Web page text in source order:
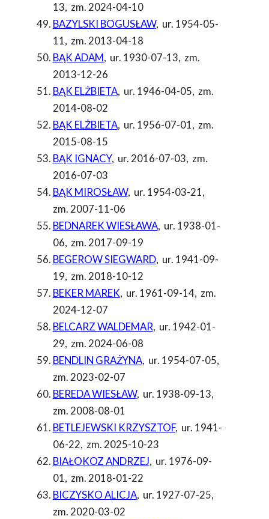
13, zm. 2024-04-10
BAZYLSKI BOGUSŁAW, ur. 1954-05-
11, zm. 2013-04-18
BĄK ADAM, ur. 1930-07-13, zm.
2013-12-26
BĄK ELŻBIETA, ur. 1946-04-05, zm.
2014-08-02
BĄK ELŻBIETA, ur. 1956-07-01, zm.
2015-08-15
BĄK IGNACY, ur. 2016-07-03, zm.
2016-07-03
BĄK MIROSŁAW, ur. 1954-03-21,
zm. 2007-11-06
BEDNAREK WIESŁAWA, ur. 1938-01-
06, zm. 2017-09-19
BEGEROW SIEGWARD, ur. 1941-09-
19, zm. 2018-10-12
BEKER MAREK, ur. 1961-09-14, zm.
2024-12-07
BELCARZ WALDEMAR, ur. 1942-01-
29, zm. 2024-06-08
BENDLIN GRAŻYNA, ur. 1954-07-05,
zm. 2023-02-07
BEREDA WIESŁAW, ur. 1938-09-13,
zm. 2008-08-01
BETLEJEWSKI KRZYSZTOF, ur. 1941-
06-22, zm. 2025-10-23
BIAŁOKOZ ANDRZEJ, ur. 1976-09-
01, zm. 2018-01-22
BICZYSKO ALICJA, ur. 1927-07-25,
zm. 2020-03-02